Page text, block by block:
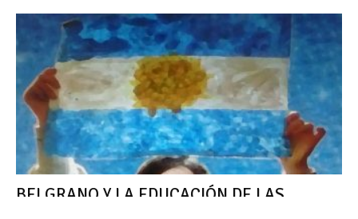
BELGRANO Y LA EDUCACIÓN DE LAS